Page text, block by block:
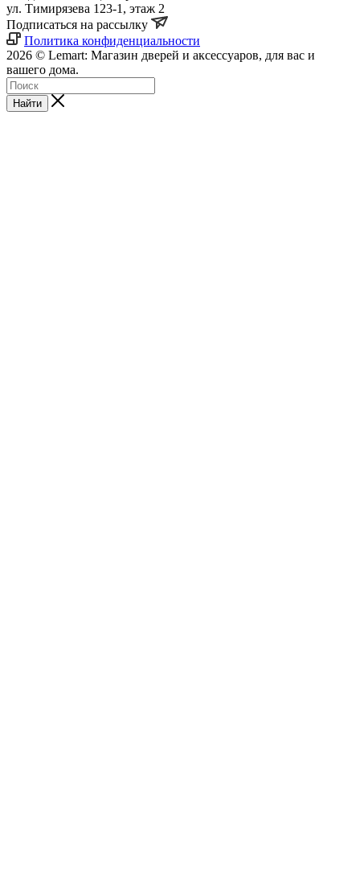
ул. Тимирязева 123-1, этаж 2
Подписаться на рассылку
Политика конфиденциальности
2026 © Lemart: Магазин дверей и аксессуаров, для вас и
вашего дома.
Найти